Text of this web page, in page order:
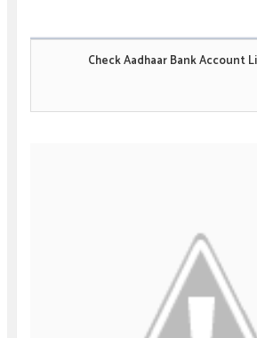
Check Aadhaar Bank Account